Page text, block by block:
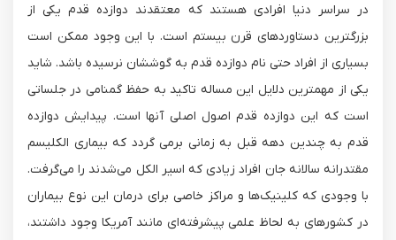
در سراسر دنیا افرادی هستند که معتقدند دوازده قدم یکی از
بزرگترین دستاوردهای قرن بیستم است. با این وجود ممکن است
بسیاری از افراد حتی نام دوازده قدم به گوششان نرسیده باشد. شاید
یکی از مهمترین دلایل این مساله تاکید به حفظ گمنامی در جلساتی
است که این دوازده قدم اصول اصلی آنها است. پیدایش دوازده
قدم به چندین دهه قبل به زمانی برمی گردد که بیماری الکلیسم
مقتدرانه سالانه جان افراد زیادی که اسیر الکل می‌شدند را می‌گرفت.
با وجودی که کلینیک‌ها و مراکز خاصی برای درمان این نوع بیماران
در کشورهای به لحاظ علمی پیشرفته‌ای مانند آمریکا وجود داشتند،